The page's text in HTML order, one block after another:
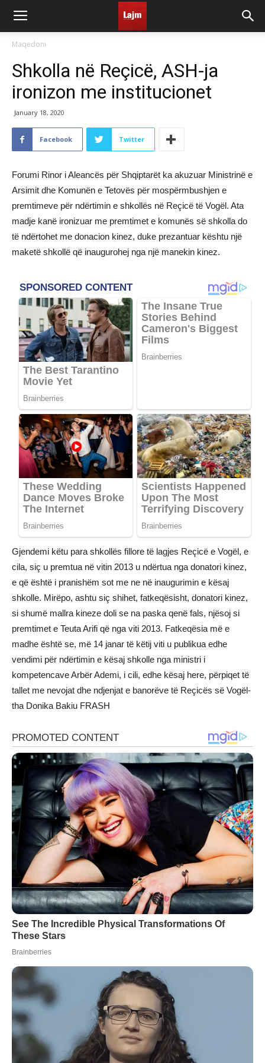
Maqedoni
Shkolla në Reçicë, ASH-ja
ironizon me institucionet
January 18, 2020
Facebook Twitter
Forumi Rinor i Aleancës për Shqiptarët ka akuzuar Ministrinë e
Arsimit dhe Komunën e Tetovës për mospërmbushjen e
premtimeve për ndërtimin e shkollës në Reçicë të Vogël. Ata
madje kanë ironizuar me premtimet e komunës së shkolla do
të ndërtohet me donacion kinez, duke prezantuar kështu një
maketë shkollë që inaugurohej nga një manekin kinez.
Gjendemi këtu para shkollës fillore të lagjes Reçicë e Vogël, e
cila, siç u premtua në vitin 2013 u ndërtua nga donatori kinez,
e që është i pranishëm sot me ne në inaugurimin e kësaj
shkolle. Mirëpo, ashtu siç shihet, fatkeqësisht, donatori kinez,
si shumë mallra kineze doli se na paska qenë fals, njësoj si
premtimet e Teuta Arifi që nga viti 2013. Fatkeqësia më e
madhe është se, më 14 janar të këtij viti u publikua edhe
vendimi për ndërtimin e kësaj shkolle nga ministri i
kompetencave Arbër Ademi, i cili, edhe kësaj here, përpiqet të
tallet me nevojat dhe ndjenjat e banorëve të Reçicës së Vogël-
tha Donika Bakiu FRASH